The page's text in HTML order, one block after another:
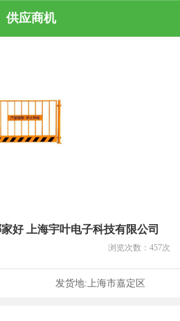
供应商机
好 上海宇叶电子科技有限公司
浏览次数： 457次
发货地:上海市嘉定区